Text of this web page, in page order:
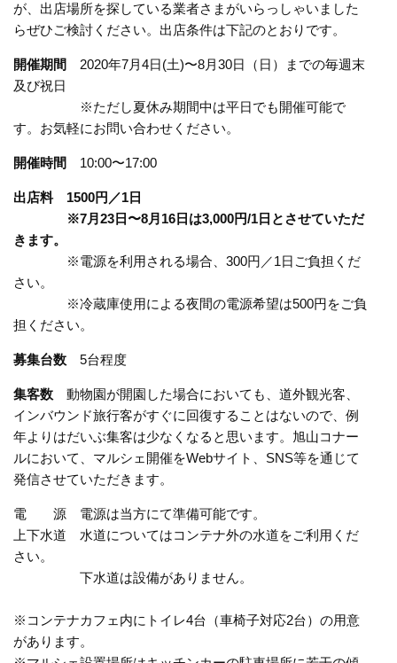
が、出店場所を探している業者さまがいらっしゃいました
らぜひご検討ください。出店条件は下記のとおりです。
開催期間
2020年7月4日(土)〜8月30日（日）までの毎週末
及び祝日
※ただし夏休み期間中は平日でも開催可能で
す。お気軽にお問い合わせください。
開催時間 10:00〜17:00
出店料 1500円／1日
※7月23日〜8月16日は3,000円/1日とさせていただ
きます。
※電源を利用される場合、300円／1日ご負担くだ
さい。
※冷蔵庫使用による夜間の電源希望は500円をご負
担ください。
募集台数 5台程度
集客数 動物園が開園した場合においても、道外観光客、
インバウンド旅行客がすぐに回復することはないので、例
年よりはだいぶ集客は少なくなると思います。旭山コナー
ルにおいて、マルシェ開催をWebサイト、SNS等を通じて
発信させていただきます。
電 源 電源は当方にて準備可能です。
上下水道 水道についてはコンテナ外の水道をご利用くだ
さい。
下水道は設備がありません。
※コンテナカフェ内にトイレ4台（車椅子対応2台）の用意
があります。